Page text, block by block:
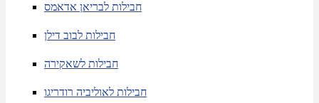
חבילות לבריאן אדאמס
חבילות לבוב דילן
חבילות לשאקירה
חבילות לאוליביה רודריגו